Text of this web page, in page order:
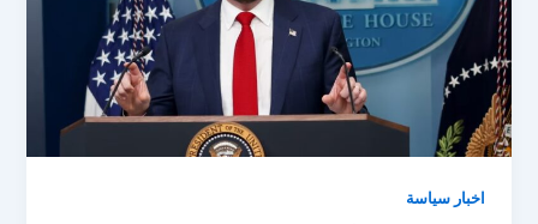
اخبار سياسة